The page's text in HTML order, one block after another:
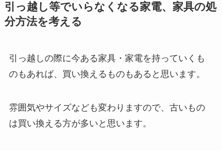
引っ越し等でいらなくなる家電、家具の処
分方法を考える
引っ越しの際に今ある家具・家電を持っていくも
のもあれば、買い換えるものもあると思います。
雰囲気やサイズなども変わりますので、古いもの
は買い換える方が多いと思います。